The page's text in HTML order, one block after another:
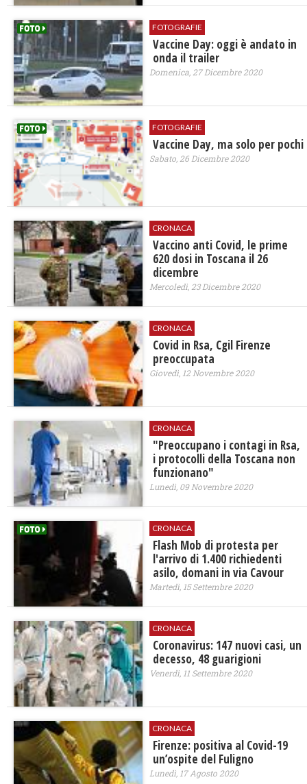
FOTOGRAFIE
Vaccine Day: oggi è andato in
onda il trailer
Domenica, 27 Dicembre 2020
FOTOGRAFIE
Vaccine Day, ma solo per pochi
Sabato, 26 Dicembre 2020
CRONACA
Vaccino anti Covid, le prime
620 dosi in Toscana il 26
dicembre
Mercoledì, 23 Dicembre 2020
CRONACA
Covid in Rsa, Cgil Firenze
preoccupata
Giovedì, 12 Novembre 2020
CRONACA
"Preoccupano i contagi in Rsa,
i protocolli della Toscana non
funzionano"
Lunedì, 09 Novembre 2020
CRONACA
Flash Mob di protesta per
l'arrivo di 1.400 richiedenti
asilo, domani in via Cavour
Martedì, 15 Settembre 2020
CRONACA
Coronavirus: 147 nuovi casi, un
decesso, 48 guarigioni
Venerdì, 11 Settembre 2020
CRONACA
Firenze: positiva al Covid-19
un’ospite del Fuligno
Lunedì, 17 Agosto 2020